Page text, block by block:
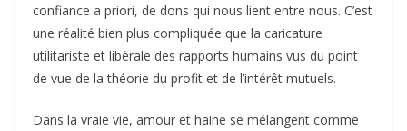
confiance a priori, de dons qui nous lient entre nous. C’est
une réalité bien plus compliquée que la caricature
utilitariste et libérale des rapports humains vus du point
de vue de la théorie du profit et de l’intérêt mutuels.
Dans la vraie vie, amour et haine se mélangent comme